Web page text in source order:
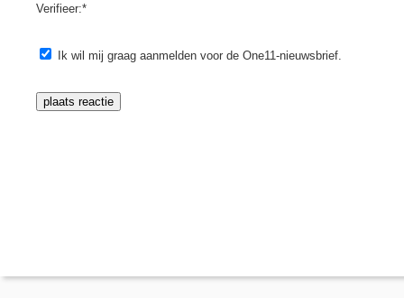
Verifieer:*
Ik wil mij graag aanmelden voor de One11-nieuwsbrief.